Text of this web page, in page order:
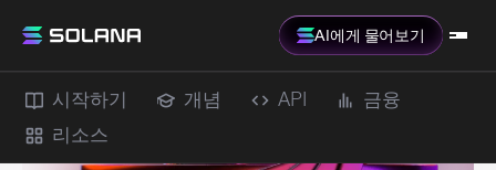
AI에게 물어보기
시작하기 개념 API
금융
리소스